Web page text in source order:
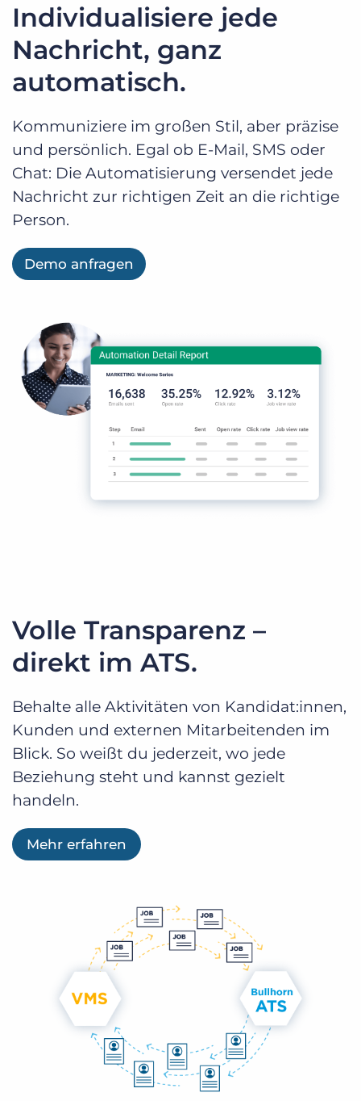
Individualisiere jede
Nachricht, ganz
automatisch.
Kommuniziere im großen Stil, aber präzise
und persönlich. Egal ob E-Mail, SMS oder
Chat: Die Automatisierung versendet jede
Nachricht zur richtigen Zeit an die richtige
Person.
Demo anfragen
Volle Transparenz –
direkt im ATS.
Behalte alle Aktivitäten von Kandidat:innen,
Kunden und externen Mitarbeitenden im
Blick. So weißt du jederzeit, wo jede
Beziehung steht und kannst gezielt
handeln.
Mehr erfahren